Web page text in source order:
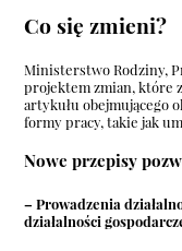
Co się zmieni?
Ministerstwo Rodziny,
projektem zmian, które
artykułu obejmującego
formy pracy, takie jak
Nowe przepisy
– Prowadzenia
działalności